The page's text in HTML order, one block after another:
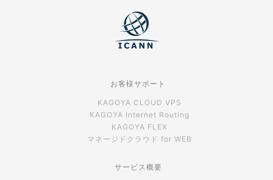
お客様サポート
KAGOYA CLOUD VPS
KAGOYA Internet Routing
KAGOYA FLEX
マネージドクラウド for WEB
サービス概要